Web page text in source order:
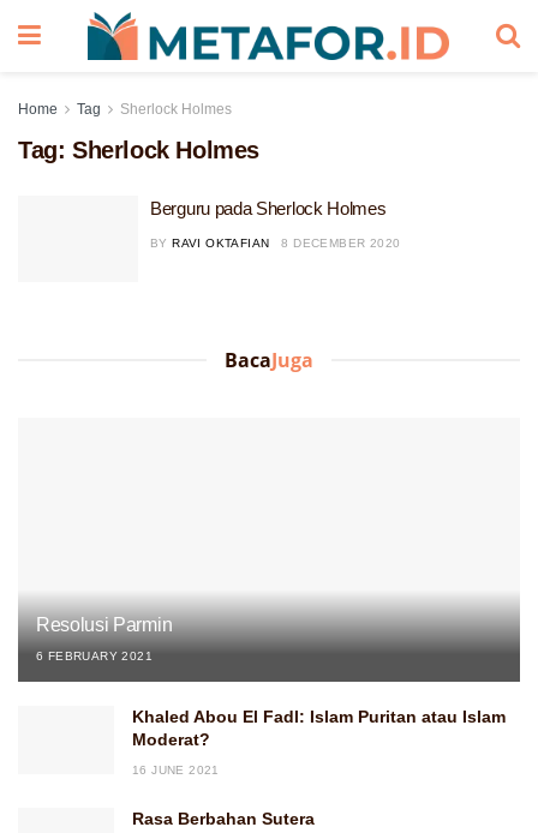
Home Tag Sherlock Holmes
Tag: Sherlock Holmes
Berguru pada Sherlock Holmes
BY RAVI OKTAFIAN 8 DECEMBER 2020
BacaJuga
Resolusi Parmin
6 FEBRUARY 2021
Khaled Abou El Fadl: Islam Puritan atau Islam
Moderat?
16 JUNE 2021
Rasa Berbahan Sutera